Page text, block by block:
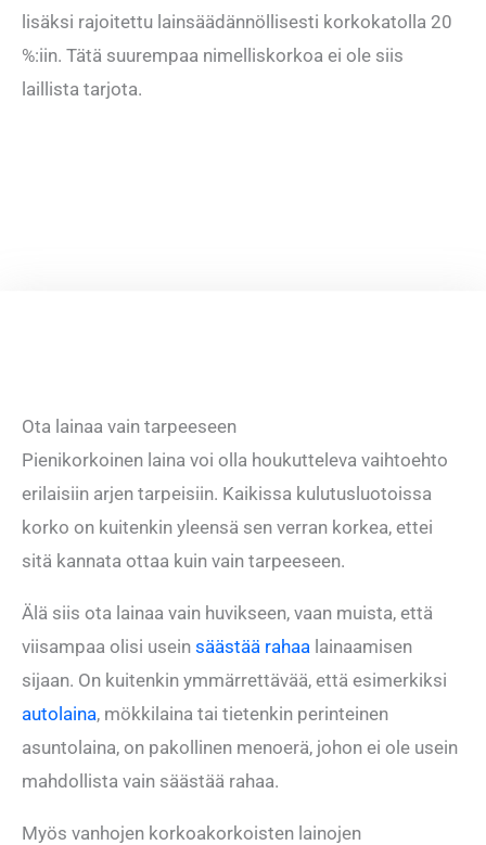
lisäksi rajoitettu lainsäädännöllisesti korkokatolla 20
%:iin. Tätä suurempaa nimelliskorkoa ei ole siis
laillista tarjota.
Ota lainaa vain tarpeeseen
Pienikorkoinen laina voi olla houkutteleva vaihtoehto
erilaisiin arjen tarpeisiin. Kaikissa kulutusluotoissa
korko on kuitenkin yleensä sen verran korkea, ettei
sitä kannata ottaa kuin vain tarpeeseen.
Älä siis ota lainaa vain huvikseen, vaan muista, että
viisampaa olisi usein säästää rahaa lainaamisen
sijaan. On kuitenkin ymmärrettävää, että esimerkiksi
autolaina, mökkilaina tai tietenkin perinteinen
asuntolaina, on pakollinen menoerä, johon ei ole usein
mahdollista vain säästää rahaa.
Myös vanhojen korkoakorkoisten lainojen